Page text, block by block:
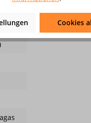
Cookies